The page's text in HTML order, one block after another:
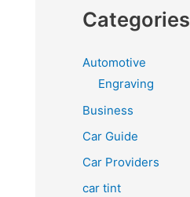
a
c
f
Categories
Automotive
Engraving
Business
Car Guide
Car Providers
car tint